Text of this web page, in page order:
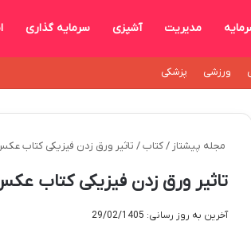
مدیریت آشپزی سرمایه گذاری
ورزشی پزشکی
مجله پیشتاز /کتاب/ تاثیر ورق زدن فیزیکی کتاب
تاثیر ورق زدن فیزیکی کتاب
آخرین به روز رسانی: 29/02/1405